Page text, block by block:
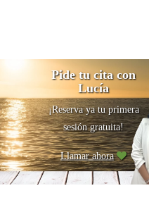
Pide tu cita con
Lucía
¡Reserva ya tu primera
sesión gratuita!
Llamar ahora